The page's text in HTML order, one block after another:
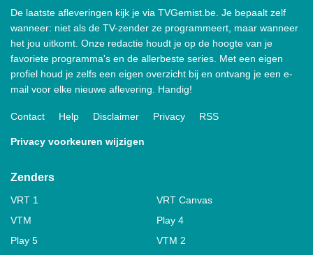
De laatste afleveringen kijk je via TVGemist.be. Je bepaalt zelf
wanneer: niet als de TV-zender ze programmeert, maar wanneer
het jou uitkomt. Onze redactie houdt je op de hoogte van je
favoriete programma's en de allerbeste series. Met een eigen
profiel houd je zelfs een eigen overzicht bij en ontvang je een e-
mail voor elke nieuwe aflevering. Handig!
Contact Help Disclaimer Privacy RSS
Privacy voorkeuren wijzigen
Zenders
VRT 1
VRT Canvas
VTM
Play 4
Play 5
VTM 2